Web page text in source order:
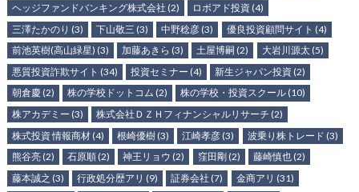
ヘッジファンドバンキング株式会社 (2) ロボアド投資 (4)
三澤たかのり (3) 下山敬三 (3) 中野稔彦 (3) 優良投資顧問サイト (4)
前池英樹(高山緑星) (3) 加藤あきら (3) 土屋博嗣 (2) 大岩川源太(5)
悪質投資詐欺サイト (34) 投資セミナー (4) 新生ジャパン投資 (2)
朝倉慶 (2) 株の学校ドットコム (2) 株の学校・投資スクール (10)
株アカデミー (3) 株式会社ＤＺＨフィナンシャルリサーチ (2)
株式投資 情報商材(4) 根崎優樹 (3) 江崎孝彦 (3) 波乗り株トレード (3)
熊谷亮(2) 石原順 (2) 神王リョウ (2) 窪田剛(2) 藤崎慎也(2)
藤本誠之 (3) 行政処分歴アリ (9) 証券会社 (7) 金商アリ (31)